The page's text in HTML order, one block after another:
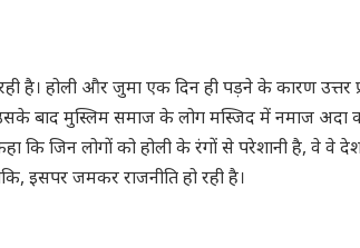
है। होली और जुमा एक दिन ही पड़ने के कारण उत्तर
बाद मुस्लिम समाज के लोग मस्जिद में नमाज अदा
कि जिन लोगों को होली के रंगों से परेशानी है, वे वे
इसपर जमकर राजनीति हो रही है।